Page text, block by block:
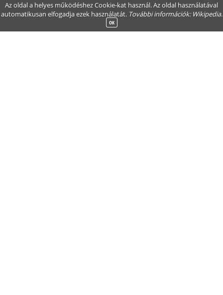
Az oldal a helyes működéshez Cookie-kat használ. Az oldal használatával
automatikusan elfogadja ezek használatát. További információk: Wikipedia.
OK